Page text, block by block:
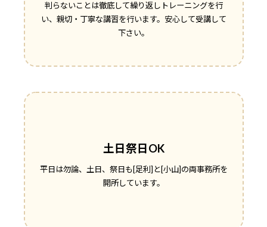
判らないことは徹底して繰り返しトレーニングを行
い、親切・丁寧な講習を行います。安心して受講して
下さい。
土日祭日OK
平日は勿論、土日、祭日も[足利]と[小山]の両事務所を
開所しています。